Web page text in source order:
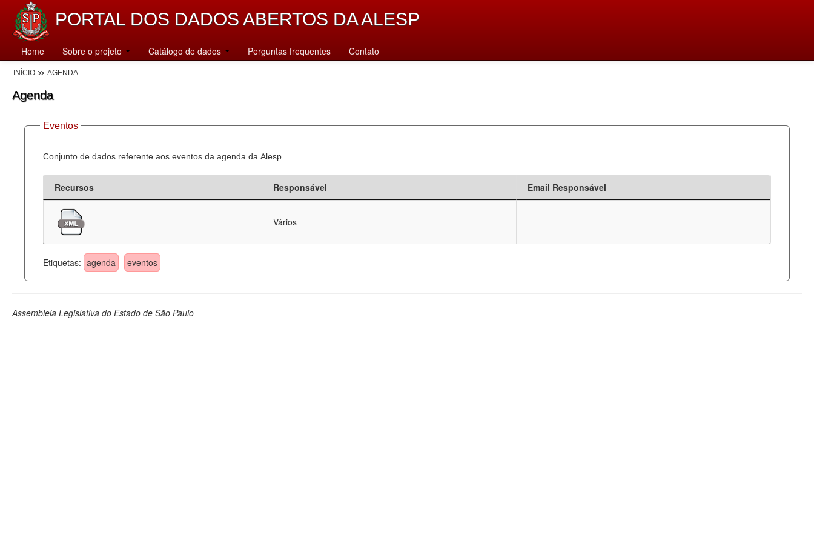
PORTAL DOS DADOS ABERTOS DA ALESP
Home Sobre o projeto Catálogo de dados Perguntas frequentes Contato
INÍCIO AGENDA
Agenda
Eventos
Conjunto de dados referente aos eventos da agenda da Alesp.
Recursos Responsável Email Responsável
Vários
Etiquetas: agenda eventos
Assembleia Legislativa do Estado de São Paulo